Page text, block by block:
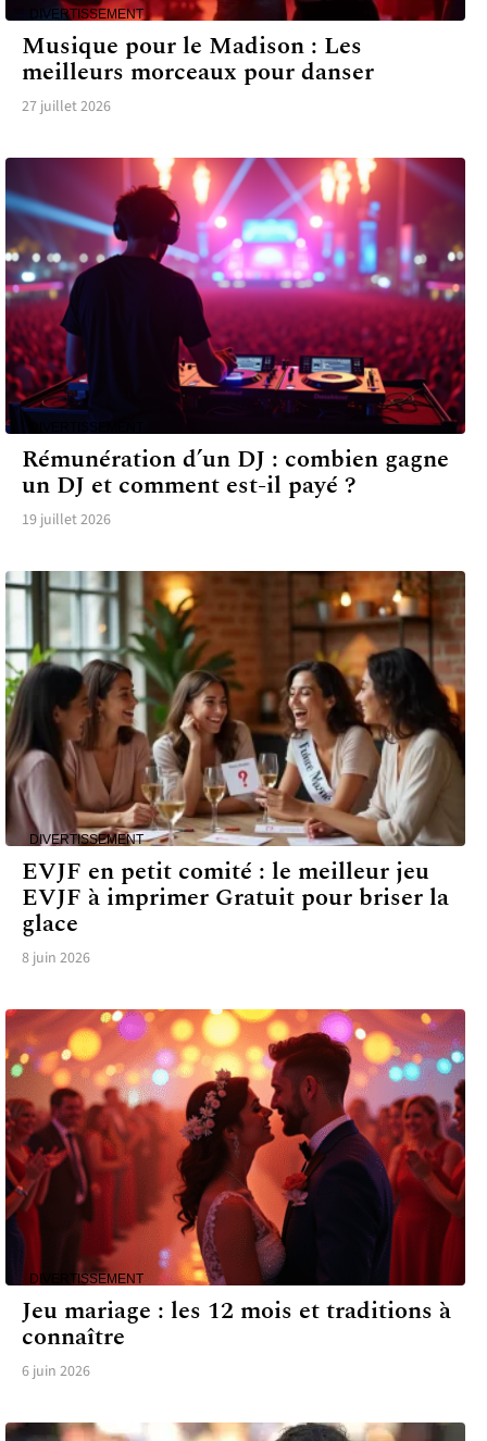
DIVERTISSEMENT
Musique pour le Madison : Les
meilleurs morceaux pour danser
27 juillet 2026
DIVERTISSEMENT
Rémunération d’un DJ : combien gagne
un DJ et comment est-il payé ?
19 juillet 2026
DIVERTISSEMENT
EVJF en petit comité : le meilleur jeu
EVJF à imprimer Gratuit pour briser la
glace
8 juin 2026
DIVERTISSEMENT
Jeu mariage : les 12 mois et traditions à
connaître
6 juin 2026